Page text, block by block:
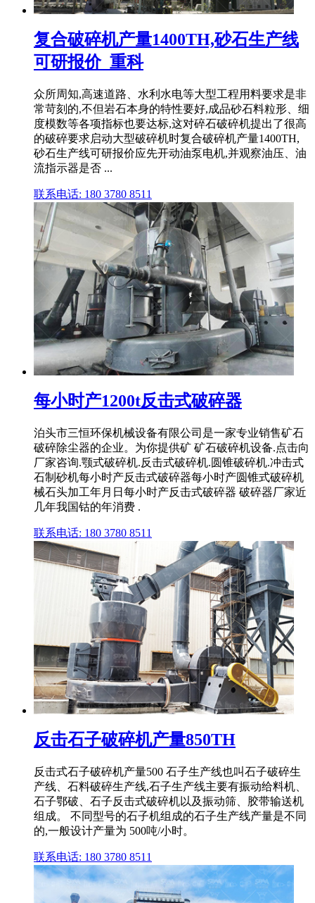
复合破碎机产量1400TH,砂石生产线
可研报价_重科
众所周知,高速道路、水利水电等大型工程用料要求是非
常苛刻的,不但岩石本身的特性要好,成品砂石料粒形、细
度模数等各项指标也要达标,这对碎石破碎机提出了很高
的破碎要求启动大型破碎机时复合破碎机产量1400TH,
砂石生产线可研报价应先开动油泵电机,并观察油压、油
流指示器是否 ...
联系电话: 180 3780 8511
每小时产1200t反击式破碎器
泊头市三恒环保机械设备有限公司是一家专业销售矿石
破碎除尘器的企业。为你提供矿 矿石破碎机设备.点击向
厂家咨询.颚式破碎机.反击式破碎机.圆锥破碎机.冲击式
石制砂机每小时产反击式破碎器每小时产圆锥式破碎机
械石头加工年月日每小时产反击式破碎器 破碎器厂家近
几年我国钴的年消费 .
联系电话: 180 3780 8511
反击石子破碎机产量850TH
反击式石子破碎机产量500 石子生产线也叫石子破碎生
产线、石料破碎生产线,石子生产线主要有振动给料机、
石子鄂破、石子反击式破碎机以及振动筛、胶带输送机
组成。 不同型号的石子机组成的石子生产线产量是不同
的,一般设计产量为 500吨/小时。
联系电话: 180 3780 8511